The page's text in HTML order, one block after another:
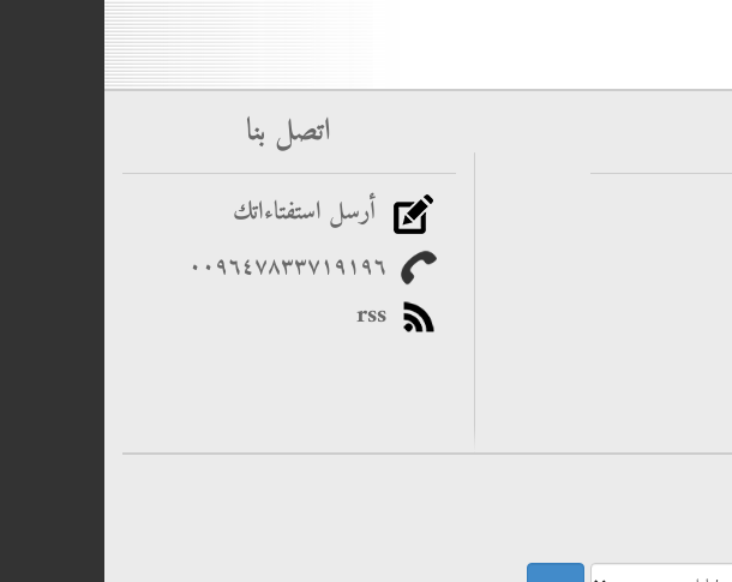
اتصل بنا
أرسل استفتاءاتك
rss